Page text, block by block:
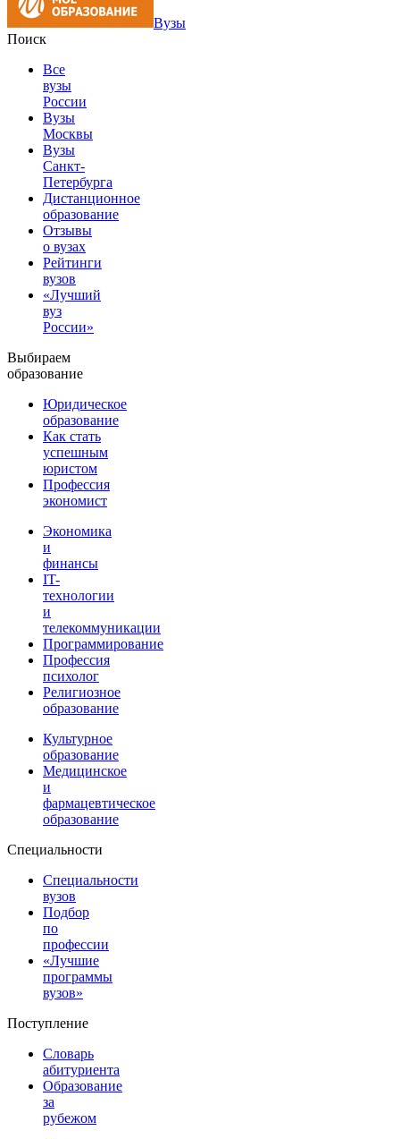
Вузы
Поиск
Все
вузы
России
Вузы
Москвы
Вузы
Санкт-
Петербурга
Дистанционное
образование
Отзывы
о вузах
Рейтинги
вузов
«Лучший
вуз
России»
Выбираем
образование
Юридическое
образование
Как стать
успешным
юристом
Профессия
экономист
Экономика
и
финансы
IT-
технологии
и
телекоммуникации
Программирование
Профессия
психолог
Религиозное
образование
Культурное
образование
Медицинское
и
фармацевтическое
образование
Специальности
Специальности
вузов
Подбор
по
профессии
«Лучшие
программы
вузов»
Поступление
Словарь
абитуриента
Образование
за
рубежом